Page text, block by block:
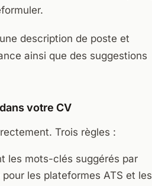
description de poste et
ainsi que des suggestions
votre CV
Trois règles :
les mots-clés suggérés par
les plateformes ATS et les